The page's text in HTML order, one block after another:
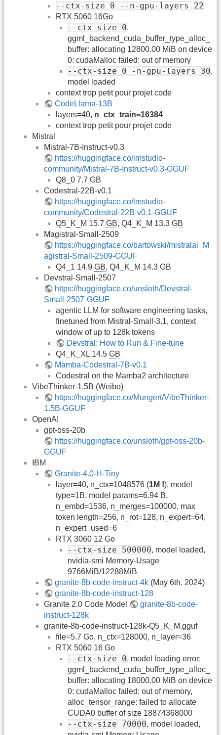
--ctx-size 0 --n-gpu-layers 22
RTX 5060 16Go
--ctx-size 0,
ggml_backend_cuda_buffer_type_alloc_
buffer: allocating 12800.00 MiB on device
0: cudaMalloc failed: out of memory
--ctx-size 0 -n-gpu-layers 30,
model loaded
context trop petit pour projet code
CodeLlama-13B
layers=40, n_ctx_train=16384
context trop petit pour projet code
Mistral
Mistral-7B-Instruct-v0.3
https://huggingface.co/lmstudio-
community/Mistral-7B-Instruct-v0.3-GGUF
Q8_0 7.7 GB
Codestral-22B-v0.1
https://huggingface.co/lmstudio-
community/Codestral-22B-v0.1-GGUF
Q5_K_M 15.7 GB, Q4_K_M 13.3 GB
Magistral-Small-2509
https://huggingface.co/bartowski/mistralai_M
agistral-Small-2509-GGUF
Q4_1 14.9 GB, Q4_K_M 14.3 GB
Devstral-Small-2507
https://huggingface.co/unsloth/Devstral-
Small-2507-GGUF
agentic LLM for software engineering tasks,
finetuned from Mistral-Small-3.1, context
window of up to 128k tokens
Devstral: How to Run & Fine-tune
Q4_K_XL 14.5 GB
Mamba-Codestral-7B-v0.1
Codestral on the Mamba2 architecture
VibeThinker-1.5B (Weibo)
https://huggingface.co/Mungert/VibeThinker-
1.5B-GGUF
OpenAI
gpt-oss-20b
https://huggingface.co/unsloth/gpt-oss-20b-
GGUF
IBM
Granite-4.0-H-Tiny
layer=40, n_ctx=1048576 (1M !), model
type=1B, model params=6.94 B,
n_embd=1536, n_merges=100000, max
token length=256, n_rot=128, n_expert=64,
n_expert_used=6
RTX 3060 12 Go
--ctx-size 500000, model loaded,
nvidia-smi Memory-Usage
9766MiB/12288MiB
granite-8b-code-instruct-4k (May 6th, 2024)
granite-8b-code-instruct-128
Granite 2.0 Code Model
granite-8b-code-
instruct-128k
granite-8b-code-instruct-128k-Q5_K_M.gguf
file=5.7 Go, n_ctx=128000, n_layer=36
RTX 5060 16 Go
--ctx-size 0, model loading error:
ggml_backend_cuda_buffer_type_alloc_
buffer: allocating 18000.00 MiB on device
0: cudaMalloc failed: out of memory,
alloc_tensor_range: failed to allocate
CUDA0 buffer of size 18874368000
--ctx-size 70000, model loaded,